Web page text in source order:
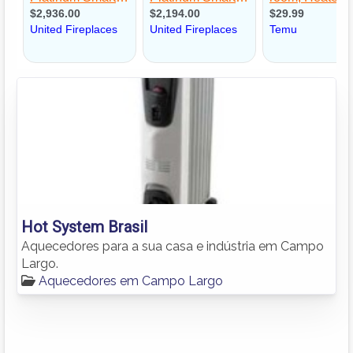
Hot System Brasil
Aquecedores para a sua casa e indústria em Campo
Largo.
Aquecedores em Campo Largo